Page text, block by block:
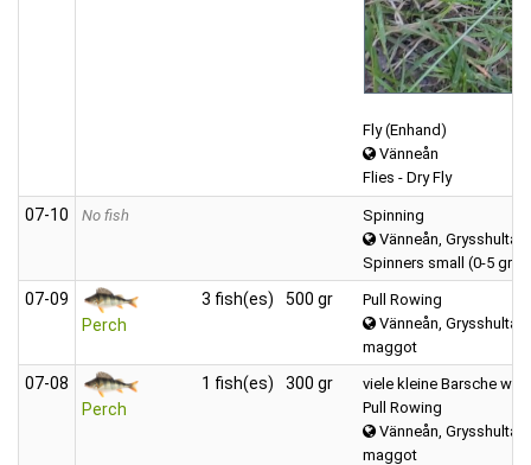
Fly (Enhand)
Vänneån
Flies - Dry Fly
07‑10 No fish
Spinning
Vänneån,
Spinners small (0-5 gr)
07‑09
Perch
3 fish(es) 500 gr
Pull Rowing
Vänneån,
maggot
07‑08
Perch
1 fish(es) 300 gr
viele kleine Barsche
Pull Rowing
Vänneån,
maggot